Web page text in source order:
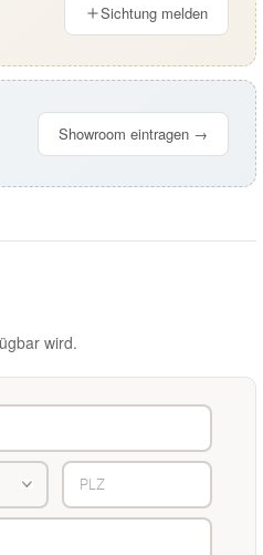
Sichtung melden
Showroom eintragen →
wird.